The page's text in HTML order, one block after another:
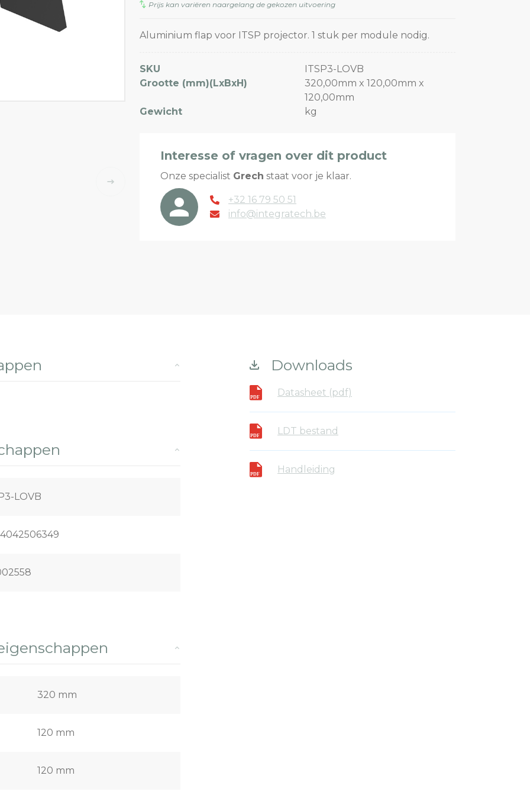
Prijs kan variëren naargelang de gekozen uitvoering
Aluminium flap voor ITSP projector. 1 stuk per module nodig.
SKU
ITSP3-LOVB
Grootte (mm)(LxBxH)
320,00mm x 120,00mm x
120,00mm
Gewicht
kg
Interesse of vragen over dit product
Onze specialist Grech staat voor je klaar.
+32 16 79 50 51
info@integratech.be
LOVB
320 mm
120 mm
120 mm
Downloads
Datasheet (pdf)
LDT bestand
Handleiding